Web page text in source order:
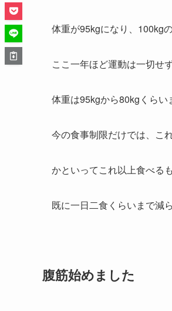
体重が95kgになり、100kg
ここ一年ほど運動は一切せ
体重は95kgから80kgくらい
今の食事制限だけでは、こ
かといってこれ以上食べる
既に一日二食くらいまで減
腹筋始めました